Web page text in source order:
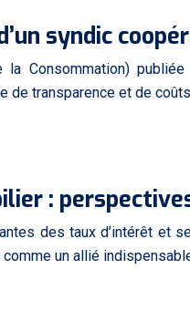
syndic
Consommation)
de transparence et de
:
des taux d’intérêt et
un allié